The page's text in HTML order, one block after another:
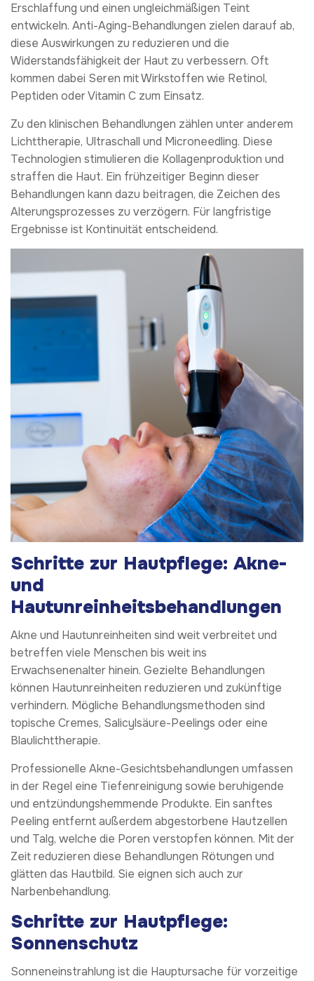
Erschlaffung und einen ungleichmäßigen Teint
entwickeln. Anti-Aging-Behandlungen zielen darauf ab,
diese Auswirkungen zu reduzieren und die
Widerstandsfähigkeit der Haut zu verbessern. Oft
kommen dabei Seren mit Wirkstoffen wie Retinol,
Peptiden oder Vitamin C zum Einsatz.
Zu den klinischen Behandlungen zählen unter anderem
Lichttherapie, Ultraschall und Microneedling. Diese
Technologien stimulieren die Kollagenproduktion und
straffen die Haut. Ein frühzeitiger Beginn dieser
Behandlungen kann dazu beitragen, die Zeichen des
Alterungsprozesses zu verzögern. Für langfristige
Ergebnisse ist Kontinuität entscheidend.
Schritte zur Hautpflege: Akne-
und
Hautunreinheitsbehandlungen
Akne und Hautunreinheiten sind weit verbreitet und
betreffen viele Menschen bis weit ins
Erwachsenenalter hinein. Gezielte Behandlungen
können Hautunreinheiten reduzieren und zukünftige
verhindern. Mögliche Behandlungsmethoden sind
topische Cremes, Salicylsäure-Peelings oder eine
Blaulichttherapie.
Professionelle Akne-Gesichtsbehandlungen umfassen
in der Regel eine Tiefenreinigung sowie beruhigende
und entzündungshemmende Produkte. Ein sanftes
Peeling entfernt außerdem abgestorbene Hautzellen
und Talg, welche die Poren verstopfen können. Mit der
Zeit reduzieren diese Behandlungen Rötungen und
glätten das Hautbild. Sie eignen sich auch zur
Narbenbehandlung.
Schritte zur Hautpflege:
Sonnenschutz
Sonneneinstrahlung ist die Hauptursache für vorzeitige